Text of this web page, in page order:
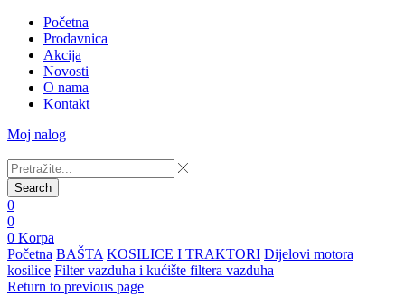
Početna
Prodavnica
Akcija
Novosti
O nama
Kontakt
Moj nalog
Search
0
0
0 Korpa
Početna BAŠTA KOSILICE I TRAKTORI Dijelovi motora
kosilice Filter vazduha i kućište filtera vazduha
Return to previous page